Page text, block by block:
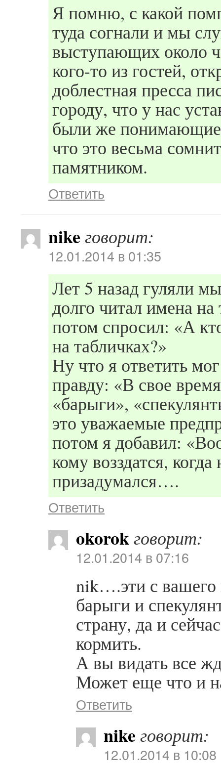
Я помню, с какой
туда согнали и мы
выступающих около
кого-то из гостей,
доблестная пресса
городу, что у нас
были же понимающие
что это весьма
памятником.
Ответить
nike говорит:
12.01.2014 в 01:35
Лет 5 назад гуляли
долго читал имена на
потом спросил: «А
на табличках?»
Ну что я ответить
правду: «В свое
«барыги»,
это уважаемые
потом я добавил:
кому возздатся,
призадумался….
Ответить
okorokговорит:
12.01.2014 в 07:16
nik….эти с
барыги и
страну, да и
кормить.
А вы видать все
Может еще что и
Ответить
nike говорит:
12.01.2014 в 10:08